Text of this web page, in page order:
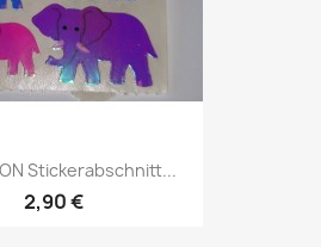
Stickerabschnitt...
2,90 €